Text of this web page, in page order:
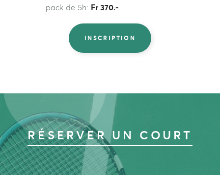
pack de 5h: Fr 370.-
INSCRIPTION
RÉSERVER UN COURT